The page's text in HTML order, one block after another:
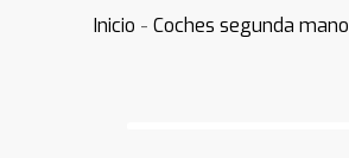
Inicio -Coches segunda mano